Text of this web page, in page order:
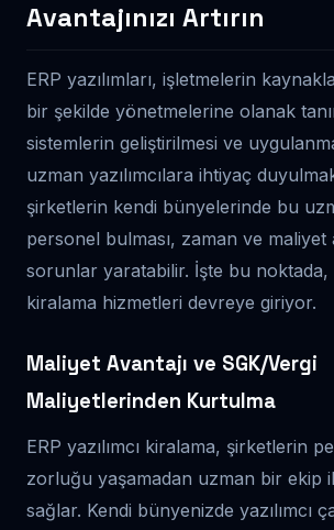
Avantajınızı Artırın
ERP yazılımları, işletmelerin
bir şekilde yönetmelerine olanak
sistemlerin geliştirilmesi ve
uzman yazılımcılara ihtiyaç
şirketlerin kendi bünyelerinde bu
personel bulması, zaman ve maliyet
sorunlar yaratabilir. İşte bu noktada,
kiralama hizmetleri devreye giriyor.
Maliyet Avantajı ve SGK/Vergi
Maliyetlerinden Kurtulma
ERP yazılımcı kiralama, şirketlerin
zorluğu yaşamadan uzman bir ekip
sağlar. Kendi bünyenizde yazılımcı